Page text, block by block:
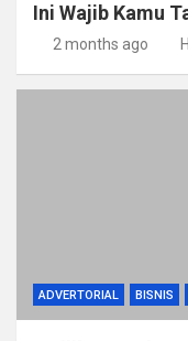
Ini Wajib Kamu
2 months ago
ADVERTORIAL BISNIS